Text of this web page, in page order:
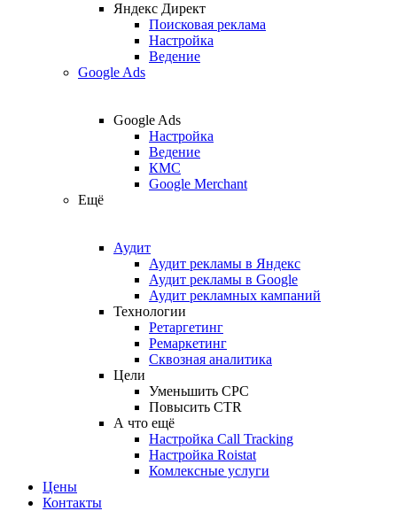
Яндекс Директ
Поисковая реклама
Настройка
Ведение
Google Ads
Google Ads
Настройка
Ведение
КМС
Google Merchant
Ещё
Аудит
Аудит рекламы в Яндекс
Аудит рекламы в Google
Аудит рекламных кампаний
Технологии
Ретаргетинг
Ремаркетинг
Сквозная аналитика
Цели
Уменьшить CPC
Повысить CTR
А что ещё
Настройка Call Tracking
Настройка Roistat
Комлексные услуги
Цены
Контакты